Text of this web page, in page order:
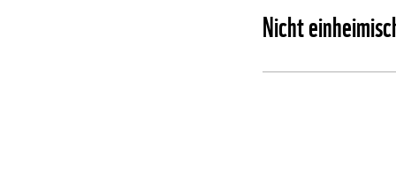
Nicht